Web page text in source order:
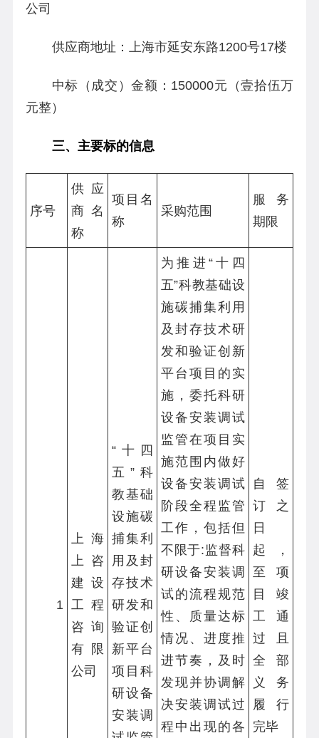
公司
供应商地址：上海市延安东路1200号17楼
中标（成交）金额：150000元（壹拾伍万
元整）
三、主要标的信息
序号
供应
商名
称
项目名
称
采购范围
服务
期限
1
上海
上咨
建设
工程
咨询
有限
公司
“十四
五”科
教基础
设施碳
捕集利
用及封
存技术
研发和
验证创
新平台
项目科
研设备
安装调
为推进“十四
五”科教基础设
施碳捕集利用
及封存技术研
发和验证创新
平台项目的实
施，委托科研
设备安装调试
监管在项目实
施范围内做好
设备安装调试
阶段全程监管
工作，包括但
不限于:监督科
研设备安装调
试的流程规范
性、质量达标
情况、进度推
进节奏，及时
发现并协调解
决安装调试过
程中出现的各
自签
订之
日
起，
至项
目竣
工通
过且
全部
义务
履行
完毕